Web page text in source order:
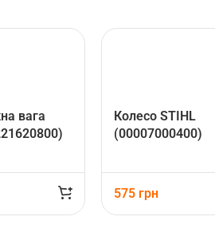
вага
Колесо STIHL
(00007000400)
575 грн